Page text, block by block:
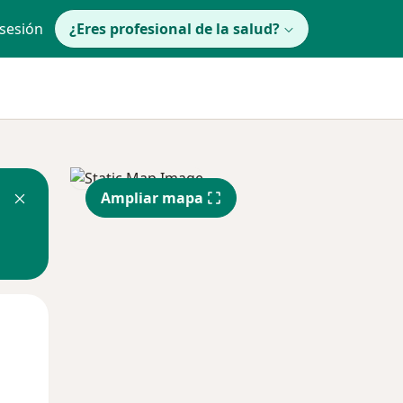
¿Eres profesional de la salud?
Ampliar mapa